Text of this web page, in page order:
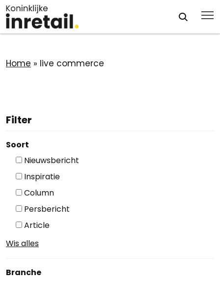
Home » live commerce
Filter
Soort
Nieuwsbericht
Inspiratie
Column
Persbericht
Article
Wis alles
Branche